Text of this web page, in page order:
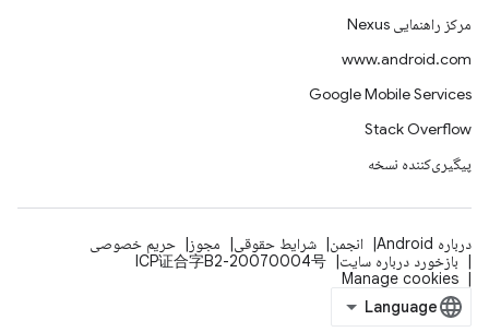
مرکز راهنمایی Nexus
www.android.com
Google Mobile Services
Stack Overflow
پیگیری‌کننده نسخه
درباره Android انجمن شرایط حقوقی مجوز
حریم خصوصی
بازخورد درباره سایت
ICP证合字B2-20070004号
Manage cookies